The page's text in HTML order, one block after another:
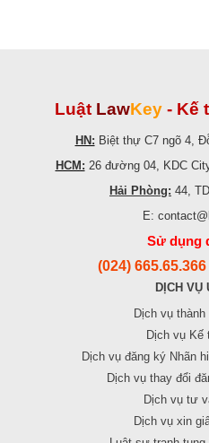
Luật LawKey - Kế
HN: Biệt thự C7 ngõ 4,
HCM: 26 đường 04, KDC
Hải Phòng: 44,
E:
Sử dụng
(024) 665.65.366
DỊCH VỤ
Dịch vụ
Dịch vụ Kế
Dịch vụ đăng ký Nhãn
Dịch vụ thay đổi
Dịch vụ tư
Dịch vụ xin